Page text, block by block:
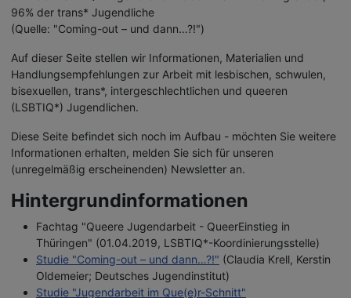
96% der trans* Jugendliche
(Quelle: "Coming-out – und dann…?!")
Auf dieser Seite stellen wir Informationen, Materialien und
Handlungsempfehlungen zur Arbeit mit lesbischen, schwulen,
bisexuellen, trans*, intergeschlechtlichen und queeren
(LSBTIQ*) Jugendlichen.
Diese Seite befindet sich noch im Aufbau - möchten Sie weitere
Informationen erhalten, melden Sie sich für unseren
(unregelmäßig erscheinenden) Newsletter an.
Hintergrundinformationen
Fachtag "Queere Jugendarbeit - QueerEinstieg in
Thüringen" (01.04.2019, LSBTIQ*-Koordinierungsstelle)
Studie "Coming-out – und dann…?!" (Claudia Krell, Kerstin
Oldemeier; Deutsches Jugendinstitut)
Studie "Jugendarbeit im Que(e)r-Schnitt"